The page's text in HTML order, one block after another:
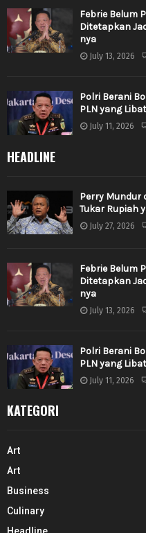
Febrie Belum
Ditetapkan
nya
July 13, 2026
Polri Berani
PLN yang
July 11, 2026
HEADLINE
Perry Mundur
Tukar Rupiah
July 27, 2026
Febrie Belum
Ditetapkan
nya
July 13, 2026
Polri Berani
PLN yang
July 11, 2026
KATEGORI
Art
Art
Business
Culinary